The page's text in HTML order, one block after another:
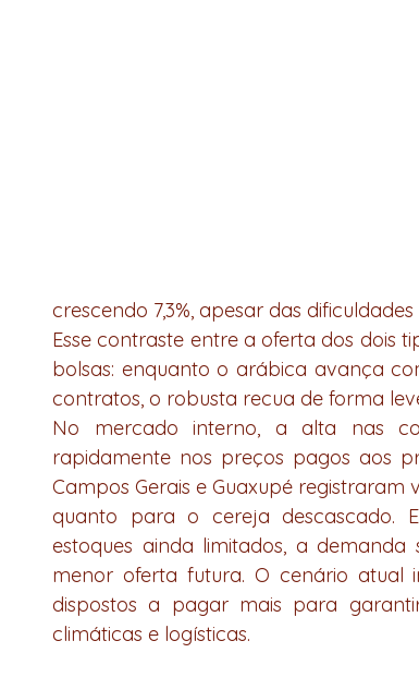
crescendo 7,3%, apesar das
Esse contraste entre a oferta dos dois
bolsas: enquanto o arábica avança
contratos, o robusta recua de forma
No mercado interno, a alta nas
rapidamente nos preços pagos aos
Campos Gerais e Guaxupé
quanto para o cereja descascado.
estoques ainda limitados, a
menor oferta futura. O cenário atual
dispostos a pagar mais para
climáticas e logísticas.